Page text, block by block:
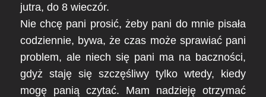
jutra, do 8 wieczór.
Nie chcę pani prosić, żeby pani do mnie pisała
codziennie, bywa, że czas może sprawiać pani
problem, ale niech się pani ma na baczności,
gdyż staję się szczęśliwy tylko wtedy, kiedy
mogę panią czytać. Mam nadzieję otrzymać